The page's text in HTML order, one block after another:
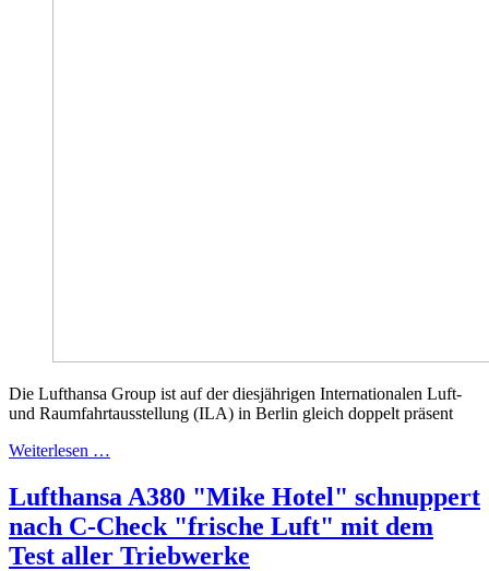
Die Lufthansa Group ist auf der diesjährigen Internationalen Luft-
und Raumfahrtausstellung (ILA) in Berlin gleich doppelt präsent
Weiterlesen …
Lufthansa A380 "Mike Hotel" schnuppert
nach C-Check "frische Luft" mit dem
Test aller Triebwerke